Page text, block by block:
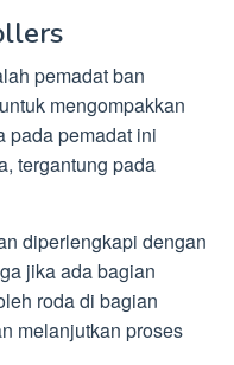
pemadat ban
mengompakkan
pada pemadat ini
tergantung pada
diperlengkapi dengan
jika ada bagian
roda di bagian
melanjutkan proses